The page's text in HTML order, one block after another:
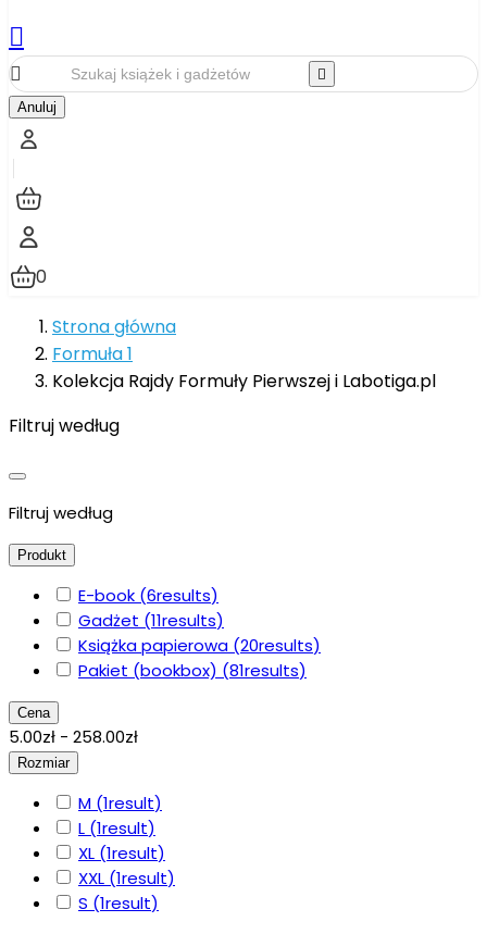



Anuluj
0
Strona główna
Formuła 1
Kolekcja Rajdy Formuły Pierwszej i Labotiga.pl
Filtruj według
Filtruj według
Produkt
E-book (6results)
Gadżet (11results)
Książka papierowa (20results)
Pakiet (bookbox) (81results)
Cena
5.00zł - 258.00zł
Rozmiar
M (1result)
L (1result)
XL (1result)
XXL (1result)
S (1result)